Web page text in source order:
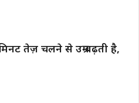
तेज़ चलने से उम्र बढ़ती है,